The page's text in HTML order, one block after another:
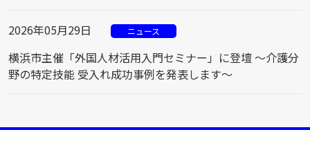
2026年05月29日 ニュース
横浜市主催「外国人材活用入門セミナー」に登壇 ～介護分
野の特定技能 受入れ成功事例を発表します～